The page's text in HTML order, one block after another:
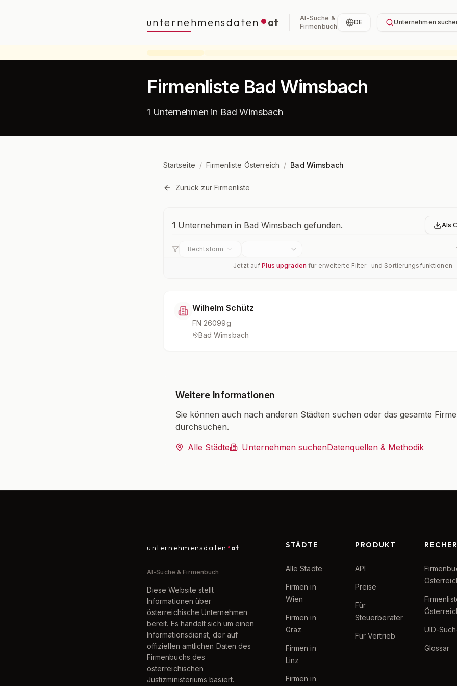
unternehmensdaten at
AI-Suche &
Firmenbuch
DE Unternehmen
Firmenliste Bad Wimsbach
1 Unternehmen in Bad Wimsbach
Startseite / Firmenliste Österreich / Bad Wimsbach
Zurück zur Firmenliste
Unternehmensübersicht
1 Unternehmen in Bad Wimsbach gefunden. Als
Rechtsform
Jetzt aufPlus upgraden für erweiterte Filter- und Sortierungsfunktionen
Wilhelm Schütz
FN 26099g
Bad Wimsbach
Weitere Informationen
Sie können auch nach anderen Städten suchen oder das gesamte
durchsuchen.
Alle Städte
Unternehmen suchenDatenquellen & Methodik
unternehmensdaten at
AI-Suche & Firmenbuch
Diese Website stellt
Informationen über
österreichische Unternehmen
bereit. Es handelt sich um einen
Informationsdienst, der auf
offiziellen amtlichen Daten des
Firmenbuchs des
österreichischen
Justizministeriums basiert.
STÄDTE
Alle Städte
Firmen in
Wien
Firmen in
Graz
Firmen in
Linz
Firmen in
PRODUKT
API
Preise
Für
Steuerberater
Für Vertrieb
UID-
Glossar